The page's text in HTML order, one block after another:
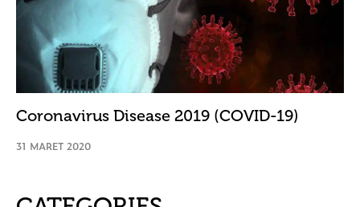
Coronavirus Disease 2019 (COVID-19)
31 MARET 2020